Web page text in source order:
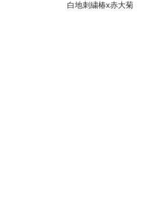
白地刺繍椿x赤大菊